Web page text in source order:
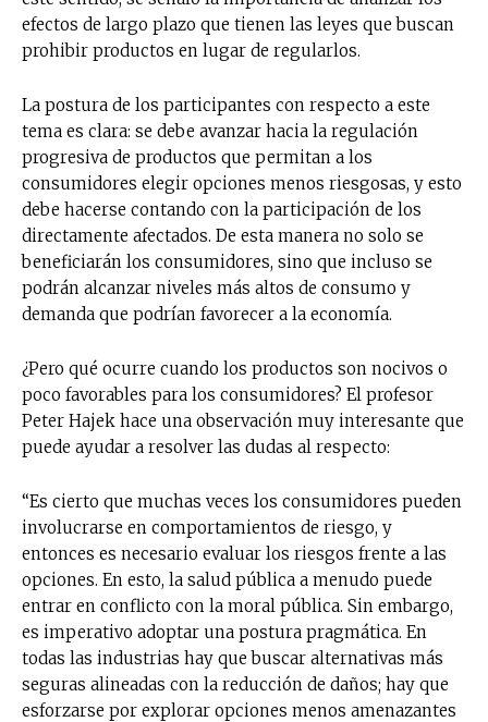
efectos de largo plazo que tienen las leyes que buscan
prohibir productos en lugar de regularlos.
La postura de los participantes con respecto a este
tema es clara: se debe avanzar hacia la regulación
progresiva de productos que permitan a los
consumidores elegir opciones menos riesgosas, y esto
debe hacerse contando con la participación de los
directamente afectados. De esta manera no solo se
beneficiarán los consumidores, sino que incluso se
podrán alcanzar niveles más altos de consumo y
demanda que podrían favorecer a la economía.
¿Pero qué ocurre cuando los productos son nocivos o
poco favorables para los consumidores? El profesor
Peter Hajek hace una observación muy interesante que
puede ayudar a resolver las dudas al respecto:
“Es cierto que muchas veces los consumidores pueden
involucrarse en comportamientos de riesgo, y
entonces es necesario evaluar los riesgos frente a las
opciones. En esto, la salud pública a menudo puede
entrar en conflicto con la moral pública. Sin embargo,
es imperativo adoptar una postura pragmática. En
todas las industrias hay que buscar alternativas más
seguras alineadas con la reducción de daños; hay que
esforzarse por explorar opciones menos amenazantes